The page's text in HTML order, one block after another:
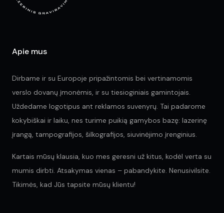
Apie mus
Dirbame ir su Europoje pripažintomis bei vertinamomis
verslo dovanų įmonėmis, ir su tiesioginiais gamintojais.
Uždedame logotipus ant reklamos suvenyrų. Tai padarome
kokybiškai ir laiku, nes turime puikią gamybos bazę: lazerinę
įrangą, tampografijos, šilkografijos, siuvinėjimo įrenginius.
Kartais mūsų klausia, kuo mes geresni už kitus, kodėl verta su
mumis dirbti. Atsakymas vienas – pabandykite. Nenusivilsite.
Tikimės, kad Jūs tapsite mūsų klientu!